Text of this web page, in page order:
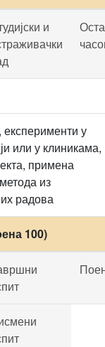
и
у
или у клиникама,
примена
из
радова
100)